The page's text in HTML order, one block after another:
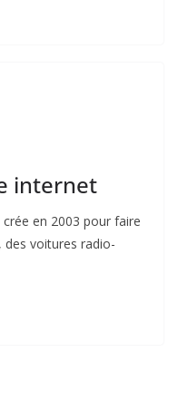
internet
crée en 2003 pour faire
voitures radio-